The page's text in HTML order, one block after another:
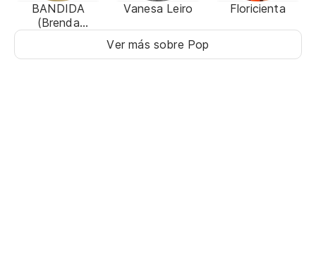
BANDIDA
(Brenda
Vanesa Leiro Floricienta
Ver más sobre Pop